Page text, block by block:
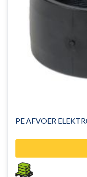
PE AFVOER